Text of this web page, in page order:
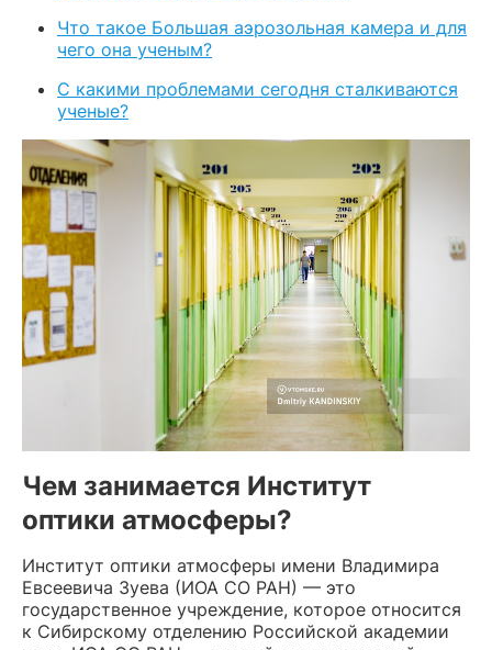
Что такое Большая аэрозольная камера и для
чего она ученым?
С какими проблемами сегодня сталкиваются
ученые?
Чем занимается Институт
оптики атмосферы?
Институт оптики атмосферы имени Владимира
Евсеевича Зуева (ИОА СО РАН) — это
государственное учреждение, которое относится
к Сибирскому отделению Российской академии